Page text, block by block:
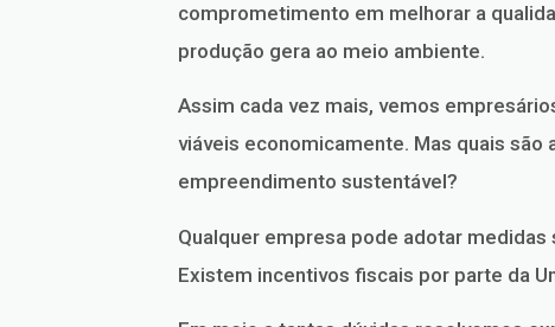
comprometimento em melhorar a
produção gera ao meio ambiente.
Assim cada vez mais, vemos
viáveis economicamente. Mas quais
empreendimento sustentável?
Qualquer empresa pode adotar
Existem incentivos fiscais por parte da